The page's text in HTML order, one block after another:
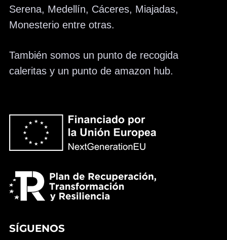
Serena, Medellín, Cáceres, Miajadas,
Monesterio entre otras.
También somos un punto de recogida
caleritas y un punto de amazon hub.
SÍGUENOS